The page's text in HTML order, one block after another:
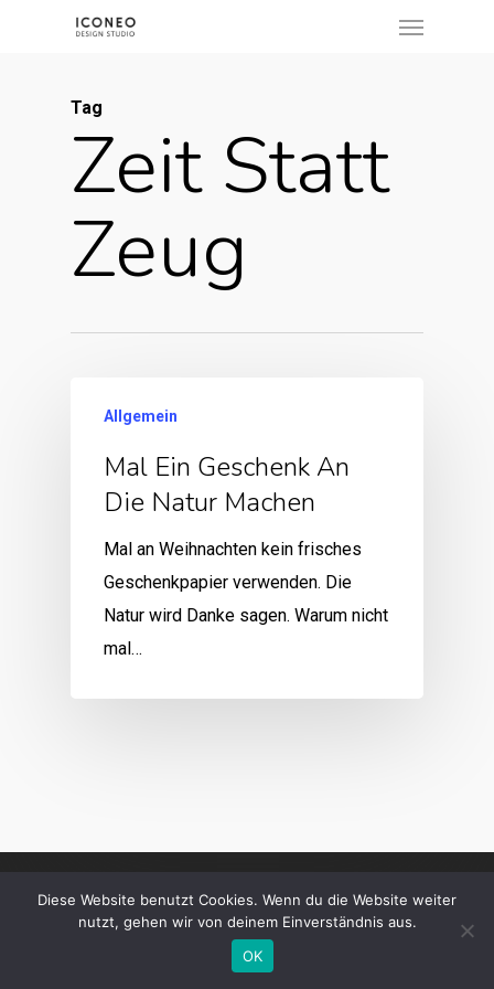
Tag
Zeit Statt
Zeug
Allgemein
Mal Ein Geschenk An
Die Natur Machen
Mal an Weihnachten kein frisches
Geschenkpapier verwenden. Die
Natur wird Danke sagen. Warum nicht
mal…
Diese Website benutzt Cookies. Wenn du die Website weiter
nutzt, gehen wir von deinem Einverständnis aus.
OK